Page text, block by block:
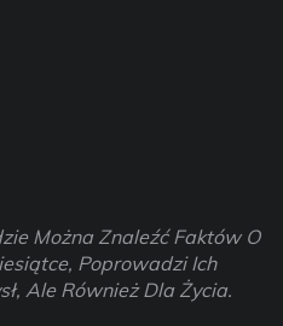
Można Znaleźć Faktów O
Poprowadzi Ich
Ale Również Dla Życia.